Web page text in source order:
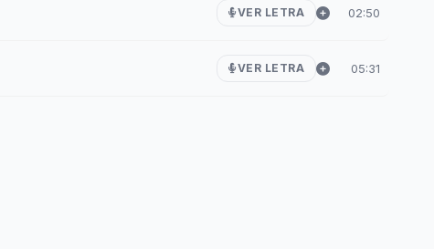
VER LETRA 02:50
VER LETRA 05:31